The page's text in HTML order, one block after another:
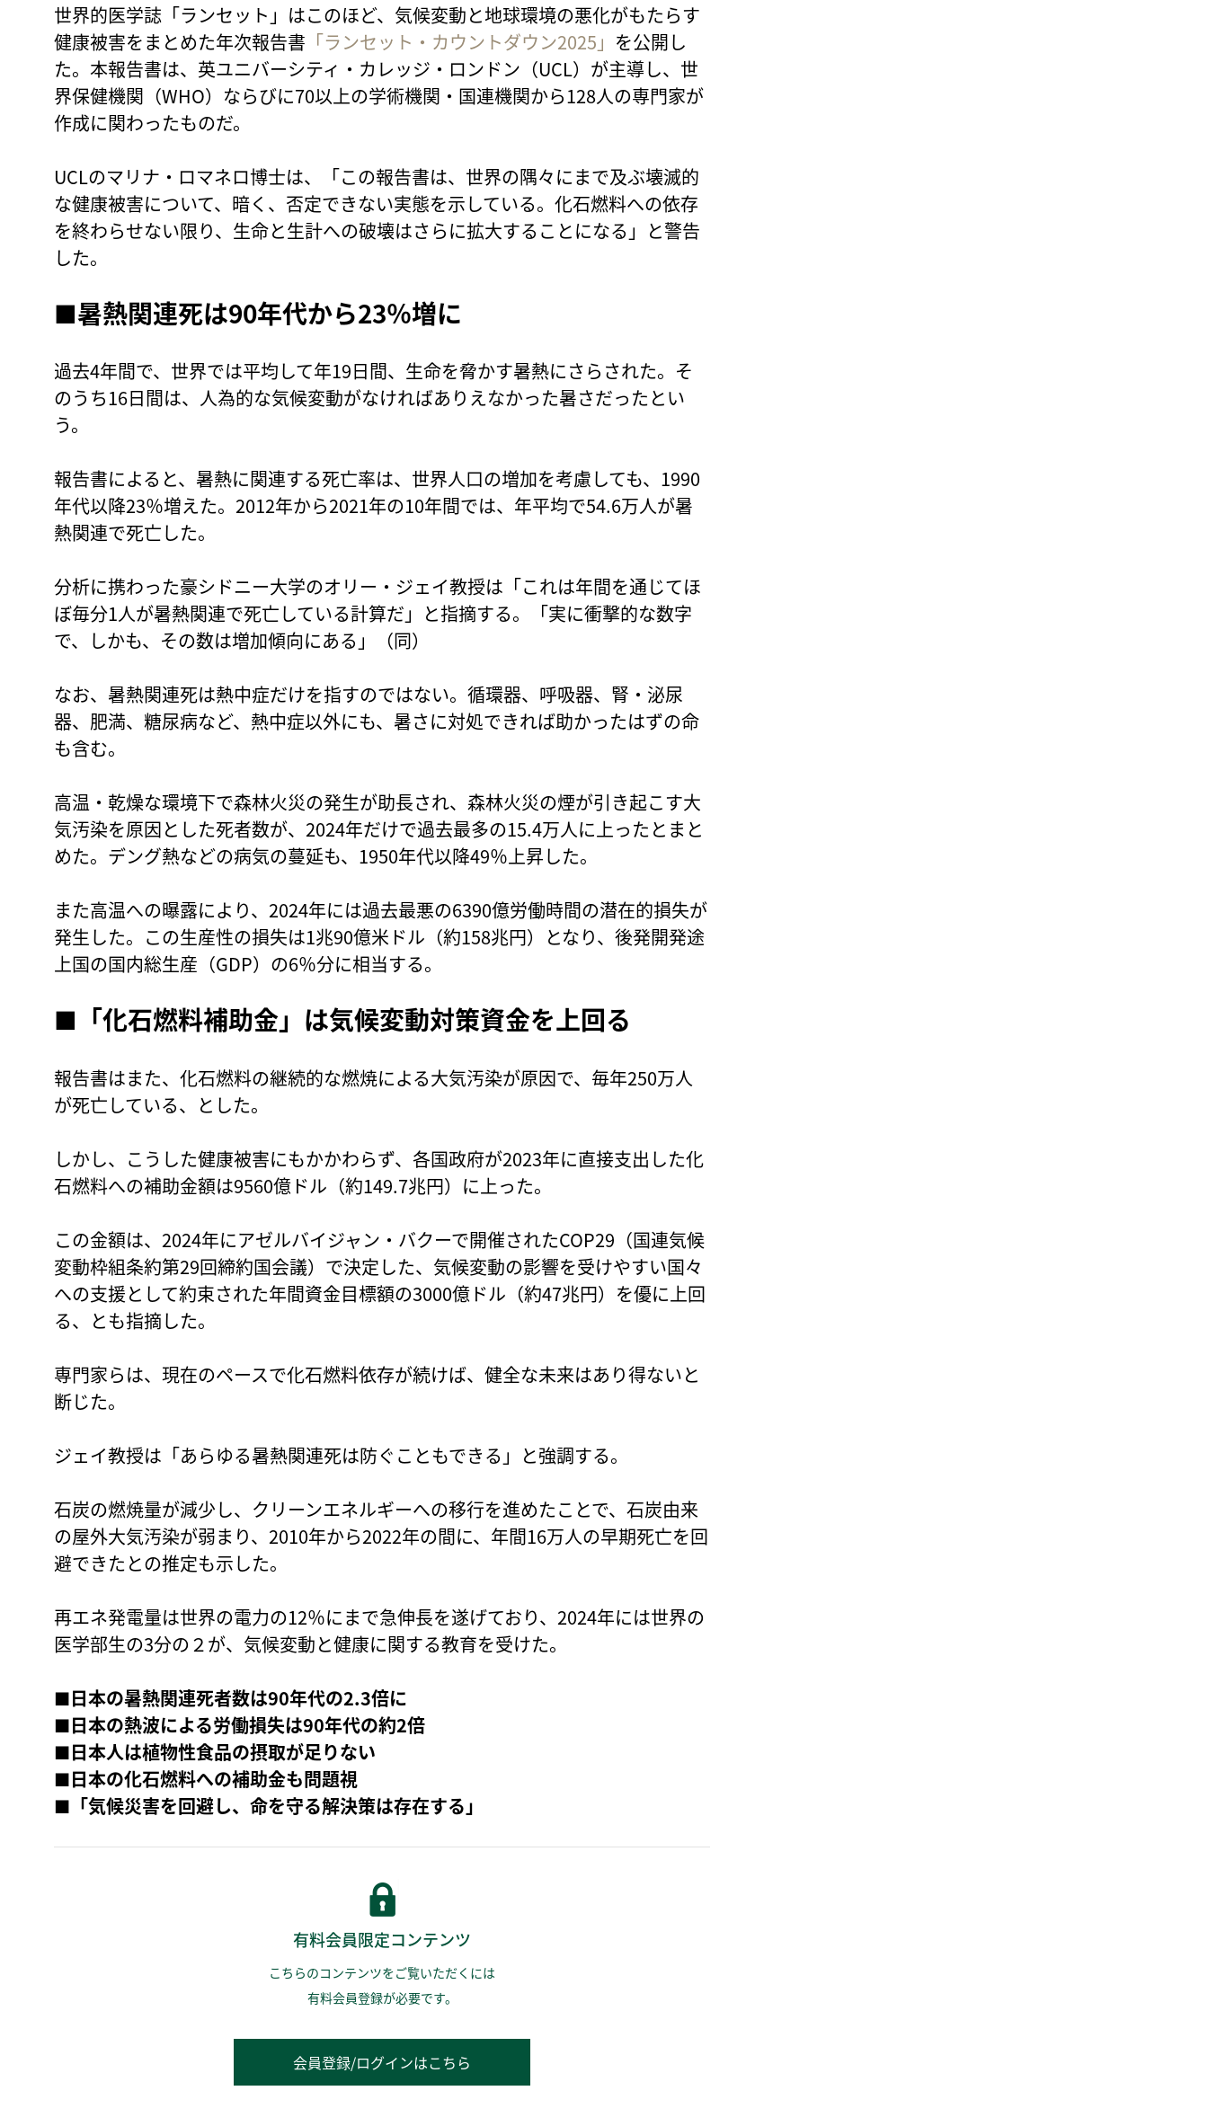
世界的医学誌「ランセット」はこのほど、気候変動と地球環境の悪化がもたらす
健康被害をまとめた年次報告書 「ランセット・カウントダウン2025」 を公開し
た。本報告書は、英ユニバーシティ・カレッジ・ロンドン（UCL）が主導し、世
界保健機関（WHO）ならびに70以上の学術機関・国連機関から128人の専門家が
作成に関わったものだ。
UCLのマリナ・ロマネロ博士は、「この報告書は、世界の隅々にまで及ぶ壊滅的
な健康被害について、暗く、否定できない実態を示している。化石燃料への依存
を終わらせない限り、生命と生計への破壊はさらに拡大することになる」と警告
した。
■暑熱関連死は90年代から23％増に
過去4年間で、世界では平均して年19日間、生命を脅かす暑熱にさらされた。そ
のうち16日間は、人為的な気候変動がなければありえなかった暑さだったとい
う。
報告書によると、暑熱に関連する死亡率は、世界人口の増加を考慮しても、1990
年代以降23％増えた。2012年から2021年の10年間では、年平均で54.6万人が暑
熱関連で死亡した。
分析に携わった豪シドニー大学のオリー・ジェイ教授は「これは年間を通じてほ
ぼ毎分1人が暑熱関連で死亡している計算だ」と指摘する。「実に衝撃的な数字
で、しかも、その数は増加傾向にある」（同）
なお、暑熱関連死は熱中症だけを指すのではない。循環器、呼吸器、腎・泌尿
器、肥満、糖尿病など、熱中症以外にも、暑さに対処できれば助かったはずの命
も含む。
高温・乾燥な環境下で森林火災の発生が助長され、森林火災の煙が引き起こす大
気汚染を原因とした死者数が、2024年だけで過去最多の15.4万人に上ったとまと
めた。デング熱などの病気の蔓延も、1950年代以降49％上昇した。
また高温への曝露により、2024年には過去最悪の6390億労働時間の潜在的損失が
発生した。この生産性の損失は1兆90億米ドル（約158兆円）となり、後発開発途
上国の国内総生産（GDP）の6％分に相当する。
■「化石燃料補助金」は気候変動対策資金を上回る
報告書はまた、化石燃料の継続的な燃焼による大気汚染が原因で、毎年250万人
が死亡している、とした。
しかし、こうした健康被害にもかかわらず、各国政府が2023年に直接支出した化
石燃料への補助金額は9560億ドル（約149.7兆円）に上った。
この金額は、2024年にアゼルバイジャン・バクーで開催されたCOP29（国連気候
変動枠組条約第29回締約国会議）で決定した、気候変動の影響を受けやすい国々
への支援として約束された年間資金目標額の3000億ドル（約47兆円）を優に上回
る、とも指摘した。
専門家らは、現在のペースで化石燃料依存が続けば、健全な未来はあり得ないと
断じた。
ジェイ教授は「あらゆる暑熱関連死は防ぐこともできる」と強調する。
石炭の燃焼量が減少し、クリーンエネルギーへの移行を進めたことで、石炭由来
の屋外大気汚染が弱まり、2010年から2022年の間に、年間16万人の早期死亡を回
避できたとの推定も示した。
再エネ発電量は世界の電力の12％にまで急伸長を遂げており、2024年には世界の
医学部生の3分の２が、気候変動と健康に関する教育を受けた。
■日本の暑熱関連死者数は90年代の2.3倍に
■日本の熱波による労働損失は90年代の約2倍
■日本人は植物性食品の摂取が足りない
■日本の化石燃料への補助金も問題視
■「気候災害を回避し、命を守る解決策は存在する」
有料会員限定コンテンツ
こちらのコンテンツをご覧いただくには
有料会員登録が必要です。
会員登録/ログインはこちら